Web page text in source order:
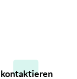
kontaktieren